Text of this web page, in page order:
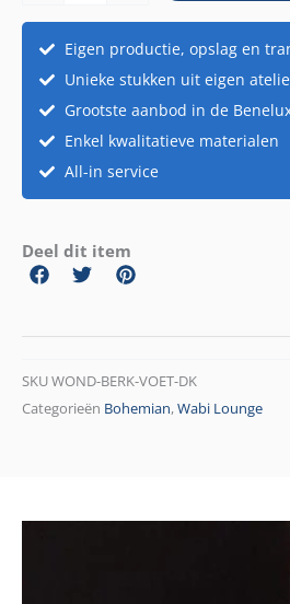
aantalEigen productie, opslag en
Unieke stukken uit eigen
Grootste aanbod in de
Enkel kwalitatieve materialen
All-in service
Deel dit item
SKUWOND-BERK-VOET-DK
Categorieën Bohemian,Wabi Lounge